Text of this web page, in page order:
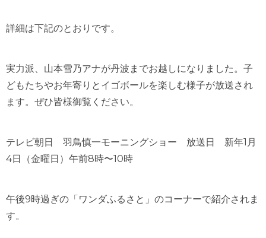
詳細は下記のとおりです。
実力派、山本雪乃アナが丹波までお越しになりました。子
どもたちやお年寄りとイゴボールを楽しむ様子が放送され
ます。ぜひ皆様御覧ください。
テレビ朝日 羽鳥慎一モーニングショー 放送日 新年1月
4日（金曜日）午前8時〜10時
午後9時過ぎの「ワンダふるさと」のコーナーで紹介されま
す。